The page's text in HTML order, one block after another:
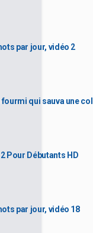
par jour, vidéo 2
qui sauva une
Pour Débutants HD
par jour, vidéo 18